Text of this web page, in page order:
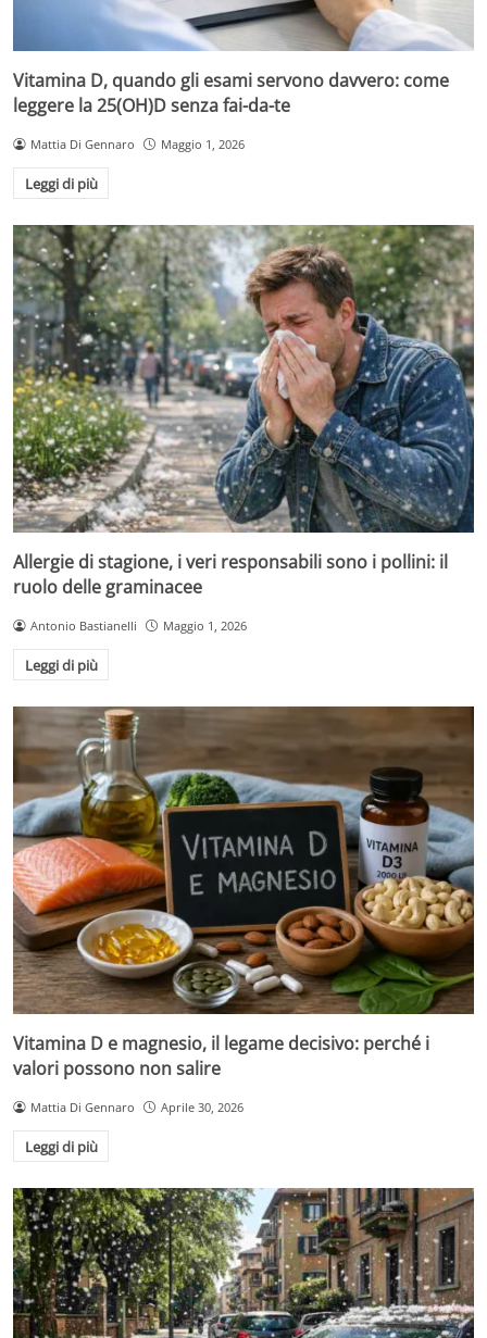
Vitamina D, quando gli esami servono davvero: come
leggere la 25(OH)D senza fai-da-te
Mattia Di Gennaro Maggio 1, 2026
Leggi di più
Allergie di stagione, i veri responsabili sono i pollini: il
ruolo delle graminacee
Antonio Bastianelli Maggio 1, 2026
Leggi di più
Vitamina D e magnesio, il legame decisivo: perché i
valori possono non salire
Mattia Di Gennaro Aprile 30, 2026
Leggi di più